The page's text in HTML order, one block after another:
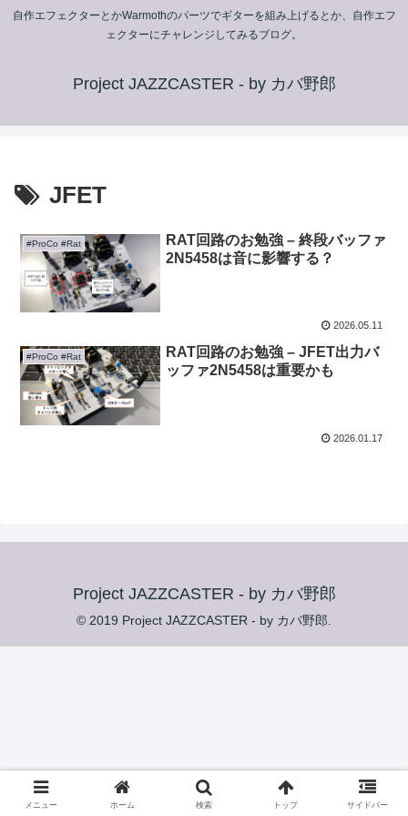
自作エフェクターとかWarmothのパーツでギターを組み上げるとか、自作エフ
ェクターにチャレンジしてみるブログ。
Project JAZZCASTER - by カバ野郎
JFET
#ProCo #Rat
RAT回路のお勉強 – 終段バッファ
2N5458は音に影響する？
2026.05.11
#ProCo #Rat
RAT回路のお勉強 – JFET出力バ
ッファ2N5458は重要かも
2026.01.17
Project JAZZCASTER - by カバ野郎
© 2019 Project JAZZCASTER - by カバ野郎.
メニュー ホーム 検索 トップ サイドバー